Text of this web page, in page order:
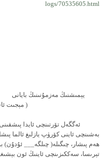
logs/70535605.html
يېمىشنىڭ مەزمۇنىنىڭ بايانى
( مېجىت ئاخۇن، تۇرپان، 1891-يىل 8-
ئەگگەل تۆرتىنچى ئايدا
بەشىنچى ئاينى كۆرۈپ يازلىغ ئالما
ھەم پىشار، چىگىلە( چىلگە___ ئۇدۇن)
تېرىسا، سەككىزىنچى ئاينىڭ ئون